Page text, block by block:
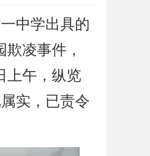
中学出具的
凌事件，
上午，纵览
实，已责令